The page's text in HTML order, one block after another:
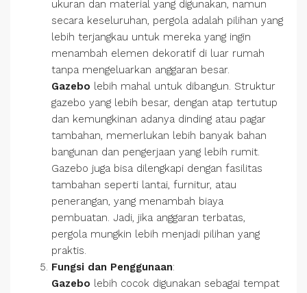
ukuran dan material yang digunakan, namun
secara keseluruhan, pergola adalah pilihan yang
lebih terjangkau untuk mereka yang ingin
menambah elemen dekoratif di luar rumah
tanpa mengeluarkan anggaran besar.
Gazebo lebih mahal untuk dibangun. Struktur
gazebo yang lebih besar, dengan atap tertutup
dan kemungkinan adanya dinding atau pagar
tambahan, memerlukan lebih banyak bahan
bangunan dan pengerjaan yang lebih rumit.
Gazebo juga bisa dilengkapi dengan fasilitas
tambahan seperti lantai, furnitur, atau
penerangan, yang menambah biaya
pembuatan. Jadi, jika anggaran terbatas,
pergola mungkin lebih menjadi pilihan yang
praktis.
Fungsi dan Penggunaan:
Gazebo lebih cocok digunakan sebagai tempat